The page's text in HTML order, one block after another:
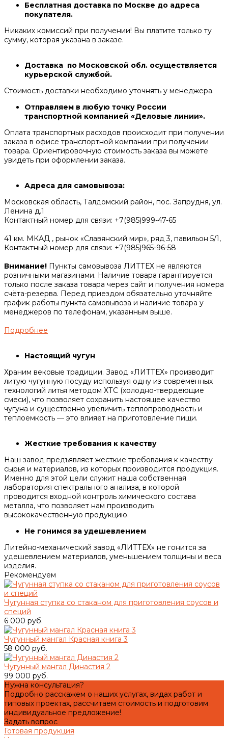
Бесплатная доставка по Москве до адреса
покупателя.
Никаких комиссий при получении! Вы платите только ту
сумму, которая указана в заказе.
Доставка по Московской обл. осуществляется
курьерской службой.
Стоимость доставки необходимо уточнять у менеджера.
Отправляем в любую точку России
транспортной компанией «Деловые линии».
Оплата транспортных расходов происходит при получении
заказа в офисе транспортной компании при получении
товара. Ориентировочную стоимость заказа вы можете
увидеть при оформлении заказа.
Адреса для самовывоза:
Московская область, Талдомский район, пос. Запрудня, ул.
Ленина д.1
Контактный номер для связи: +7(985)999-47-65
41 км. МКАД , рынок «Славянский мир», ряд 3, павильон 5/1,
Контактный номер для связи: +7(985)965-96-58
Внимание! Пункты самовывоза ЛИТТЕХ не являются
розничными магазинами. Наличие товара гарантируется
только после заказа товара через сайт и получения номера
счёта-резерва. Перед приездом обязательно уточняйте
график работы пункта самовывоза и наличие товара у
менеджеров по телефонам, указанным выше.
Подробнее
Настоящий чугун
Храним вековые традиции. Завод «ЛИТТЕХ» производит
литую чугунную посуду используя одну из современных
технологий литья методом ХТС (холодно-твердеющие
смеси), что позволяет сохранить настоящее качество
чугуна и существенно увеличить теплопроводность и
теплоемкость — это влияет на приготовление пищи.
Жесткие требования к качеству
Наш завод предъявляет жесткие требования к качеству
сырья и материалов, из которых производится продукция.
Именно для этой цели служит наша собственная
лаборатория спектрального анализа, в которой
проводится входной контроль химического состава
металла, что позволяет нам производить
высококачественную продукцию.
Не гонимся за удешевлением
Литейно-механический завод «ЛИТТЕХ» не гонится за
удешевлением материалов, уменьшением толщины и веса
изделия.
Рекомендуем
Чугунная ступка со стаканом для приготовления соусов и
специй
6 000 руб.
Чугунный мангал Красная книга 3
58 000 руб.
Чугунный мангал Династия 2
99 000 руб.
Нужна консультация?
Подробно расскажем о наших услугах, видах работ и
типовых проектах, рассчитаем стоимость и подготовим
индивидуальное предложение!
Задать вопрос
Готовая продукция